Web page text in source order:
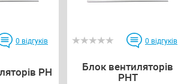
0 відгуків
РН
0 відгуків
Блок вентиляторів
РНТ